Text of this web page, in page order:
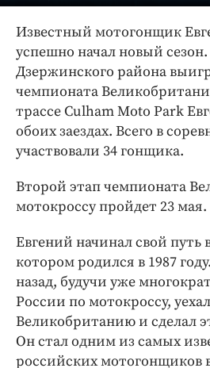
ПРОЕКТЫ
Блоги
Издания
Медиаперсона
Интересное чтиво
Клиника года
Работодатель года
Известный мотогонщик
успешно начал новый
Дзержинского района
чемпионата
трассе Culham Moto Park
обоих заездах. Всего в
участвовали 34 гонщика.
Второй этап чемпионата
мотокроссу пройдет 23 мая.
Евгений начинал свой путь
котором родился в 1987
назад, будучи уже
России по мотокроссу,
Великобританию и сделал
Он стал одним из самых
российских мотогонщиков